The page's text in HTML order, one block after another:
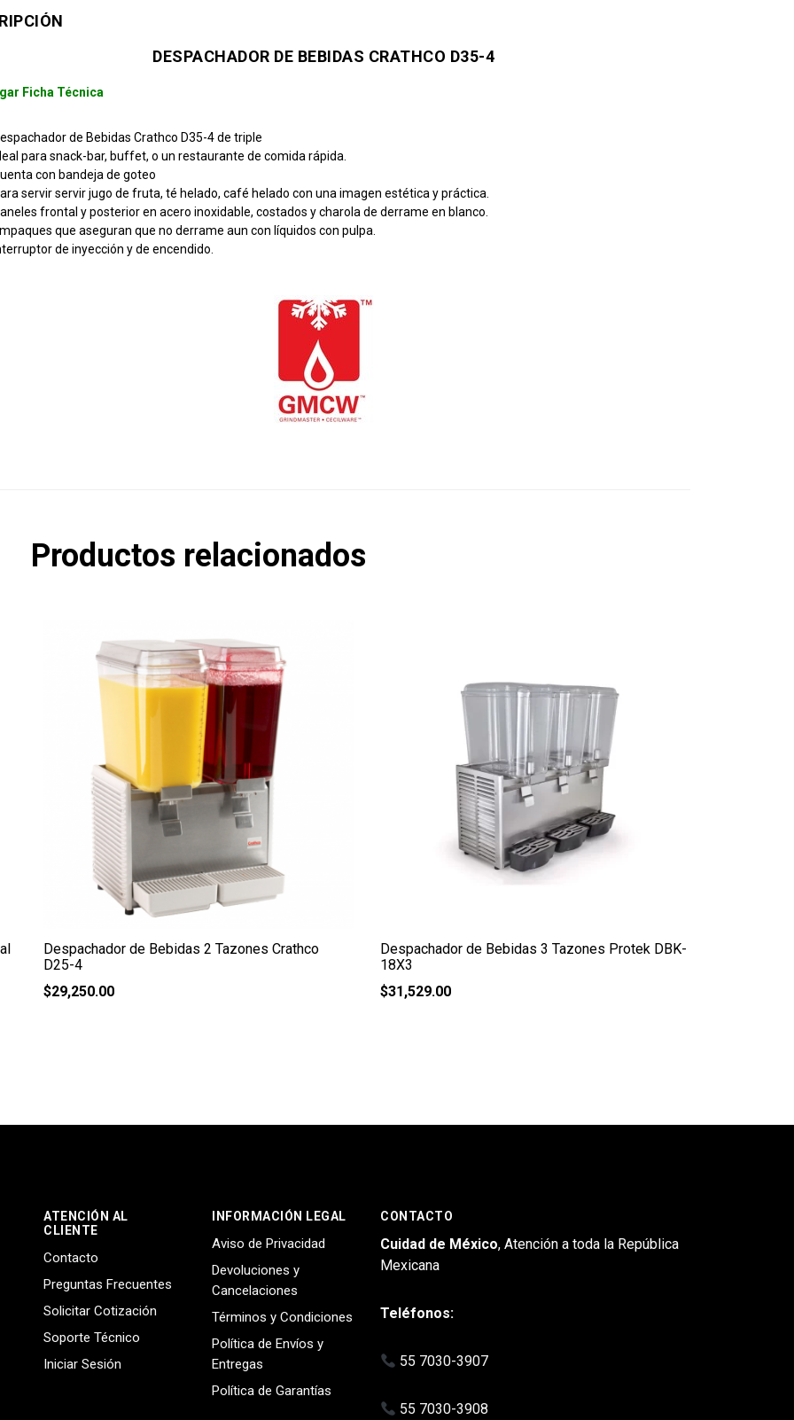
DESPACHADOR DE BEBIDAS CRATHCO D35-4
Ficha Técnica
de Bebidas Crathco D35-4 de triple
para snack-bar, buffet, o un restaurante de comida rápida.
con bandeja de goteo
servir servir jugo de fruta, té helado, café helado con una imagen estética y práctica.
frontal y posterior en acero inoxidable, costados y charola de derrame en blanco.
que aseguran que no derrame aun con líquidos con pulpa.
de inyección y de encendido.
Productos relacionados
Despachador de Bebidas 2 Tazones Crathco
D25-4
$29,250.00
Despachador de Bebidas 3 Tazones Protek DBK-
18X3
$31,529.00
ATENCIÓN AL
CLIENTE
Contacto
Preguntas Frecuentes
Solicitar Cotización
Soporte Técnico
Iniciar Sesión
INFORMACIÓN LEGAL
Aviso de Privacidad
Devoluciones y
Cancelaciones
Términos y Condiciones
Política de Envíos y
Entregas
Política de Garantías
CONTACTO
Cuidad de México, Atención a toda la República
Mexicana
Teléfonos:
55 7030-3907
55 7030-3908